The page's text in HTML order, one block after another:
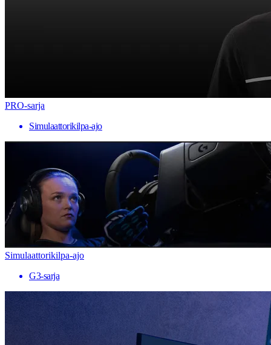
PRO-sarja
Simulaattorikilpa-ajo
Simulaattorikilpa-ajo
G3-sarja